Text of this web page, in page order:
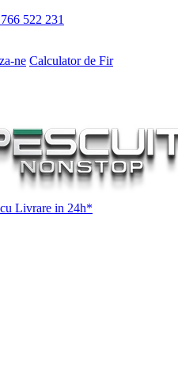
522 231
ne Calculator de Fir
Livrare in 24h*